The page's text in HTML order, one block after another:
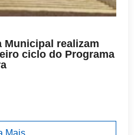
Municipal realizam
ciclo do Programa
Mais